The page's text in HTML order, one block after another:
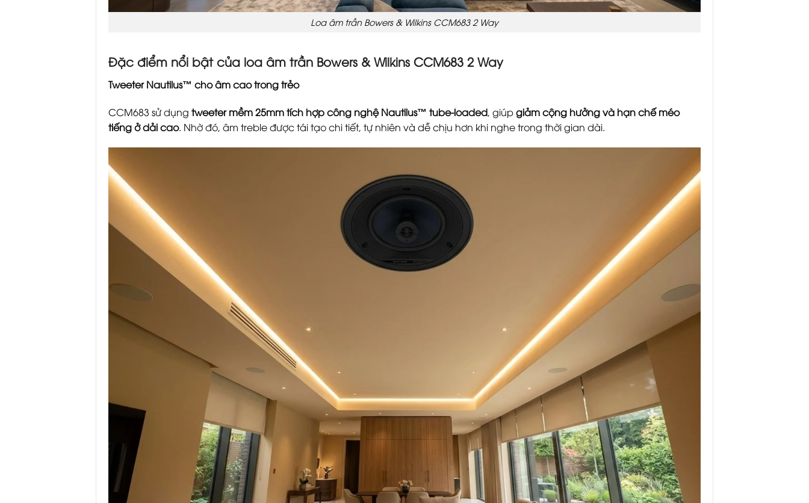
Loa âm trần Bowers & Wilkins CCM683 2 Way
Đặc điểm nổi bật của loa âm trần Bowers & Wilkins CCM683 2 Way
Tweeter Nautilus™ cho âm cao trong trẻo
CCM683 sử dụng tweeter mềm 25mm tích hợp công nghệ Nautilus™ tube-loaded, giúpgiảm cộng hưởng và hạn chế méo
tiếng ở dải cao. Nhờ đó, âm treble được tái tạo chi tiết, tự nhiên và dễ chịu hơn khi nghe trong thời gian dài.